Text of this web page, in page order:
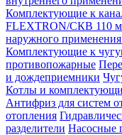
Комплектующие к
FLEXTRON/СКВ 110
наружного
Комплектующие к
противопожарные
и дождеприемники
Котлы и
Антифриз для систем
отопления
разделители Насосные